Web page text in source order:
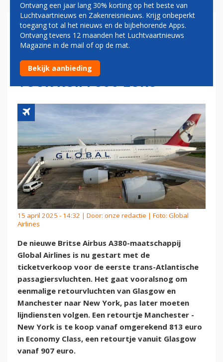
GLOBAL AIRLINES START
TICKETVERKOOP: RETOURTJE
NAAR NEW YORK MET A380
VOOR RUIM 800 EURO
15 april 2025 - 14:32 | Door: onze redactie | Foto: Global
Airlines
De nieuwe Britse Airbus A380-maatschappij
Global Airlines is nu gestart met de
ticketverkoop voor de eerste trans-Atlantische
passagiersvluchten. Het gaat vooralsnog om
eenmalige retourvluchten van Glasgow en
Manchester naar New York, pas later moeten
lijndiensten volgen. Een retourtje Manchester -
New York is te koop vanaf omgerekend 813 euro
in Economy Class, een retourtje vanuit Glasgow
vanaf 907 euro.
Ontvang een jaar lang 30% korting op het beste van
Luchtvaartnieuws en Zakenreisnieuws. Krijg onbeperkt
toegang tot al het nieuws en de bijbehorende Apps.
Ontvang tevens 12 maanden het Luchtvaartnieuws
Magazine in de mail of op de mat.
Bekijk aanbieding